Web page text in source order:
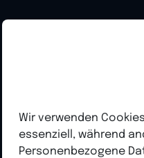
–
Wir verwenden
essenziell, während
Personenbezogene